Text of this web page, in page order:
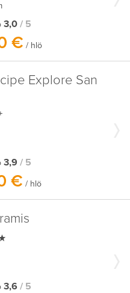
3,0 / 5
€ / hlö
Explore San
3,9 / 5
€ / hlö
3,6 / 5